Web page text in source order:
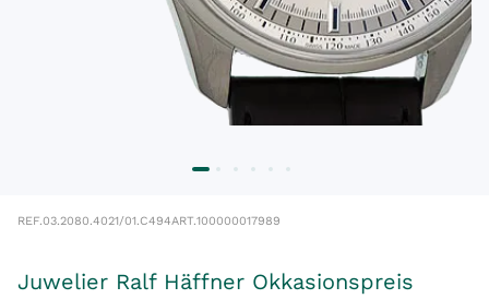
REF.03.2080.4021/01.C494ART.100000017989
Juwelier Ralf Häffner Okkasionspreis